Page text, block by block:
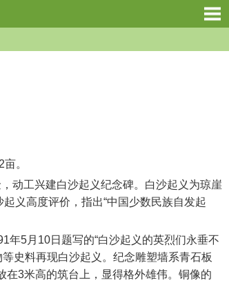
。
动工兴建白沙起义纪念碑。白沙起义为琼崖
义高度评价，指出“中国少数民族自发起
5月10日题写的“白沙起义的英烈们永垂不
史料再现白沙起义。纪念雕塑墙系青石板
3米高的筑台上，显得格外雄伟。铜像的